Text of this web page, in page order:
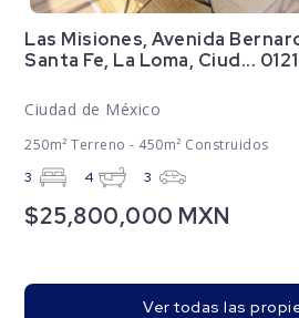
Las Misiones, Avenida
Santa Fe, La Loma, Ciud...
Ciudad de México
250m² Terreno - 450m² Construidos
3 4 3
$25,800,000 MXN
Ver todas las